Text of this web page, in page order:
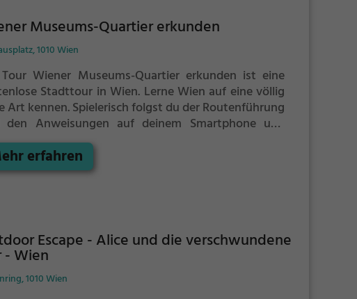
Museums-Quartier erkunden
1010 Wien
Wiener Museums-Quartier erkunden ist eine
Stadttour in Wien. Lerne Wien auf eine völlig
Art kennen.Spielerisch folgst du der Routenführung
den Anweisungen auf deinem Smartphone und
viele spannende Ecken von Wien kennen.
erfahren
Escape - Alice und die verschwundene
- Wien
1010 Wien